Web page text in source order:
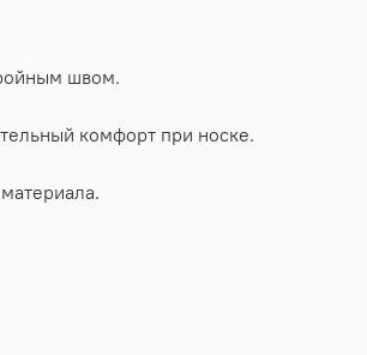
швом.
комфорт при носке.